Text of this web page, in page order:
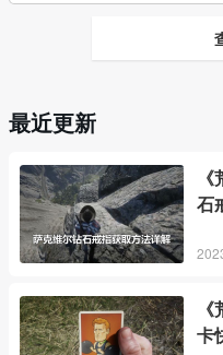
最近更新
石
卡